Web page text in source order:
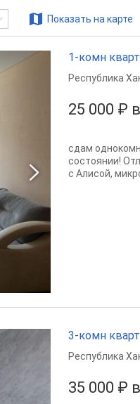
Показать на карте
1-комн
25 000 ₽
Республика
сдам
состоянии!
с Алисой,
3-комн
35 000 ₽
Республика